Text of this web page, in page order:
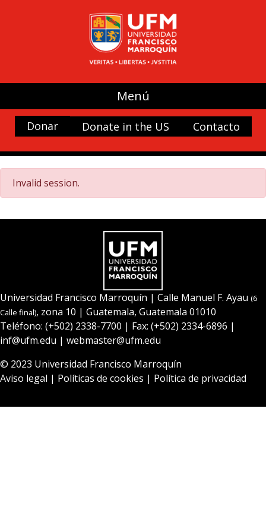
Menú
Donar Donate in the US Contacto
Invalid session.
Universidad Francisco Marroquín | Calle Manuel F. Ayau (6
Calle final), zona 10 | Guatemala, Guatemala 01010
Teléfono: (+502) 2338-7700 | Fax: (+502) 2334-6896 |
inf@ufm.edu | webmaster@ufm.edu
© 2023 Universidad Francisco Marroquín
Aviso legal | Políticas de cookies | Política de privacidad